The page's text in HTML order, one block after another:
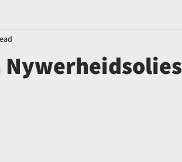
Nywerheidsolies